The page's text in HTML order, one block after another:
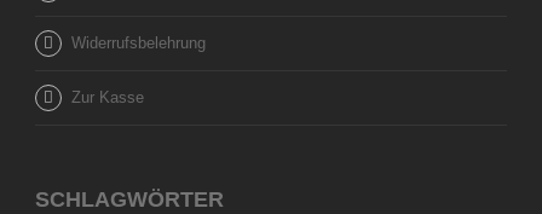
Widerrufsbelehrung
Zur Kasse
SCHLAGWÖRTER